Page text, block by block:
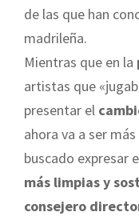
de las que han
madrileña.
Mientras que en la
artistas que
presentar el
ahora va a ser
buscado expresar
más limpias y
consejero